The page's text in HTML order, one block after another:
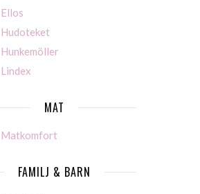
Ellos
Hudoteket
Hunkemöller
Lindex
MAT
Matkomfort
FAMILJ & BARN